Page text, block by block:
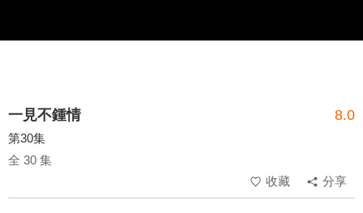
一見不鍾情 8.0
第30集
全 30 集
收藏
分享